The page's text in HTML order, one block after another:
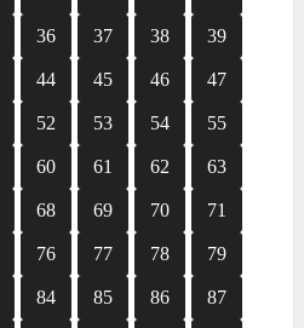
36 37 38 39
44 45 46 47
52 53 54 55
60 61 62 63
68 69 70 71
76 77 78 79
84 85 86 87